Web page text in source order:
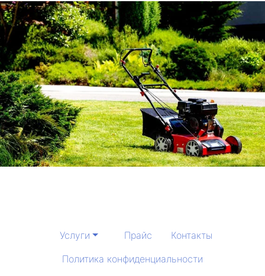
Услуги Прайс
Контакты
Политика конфиденциальности